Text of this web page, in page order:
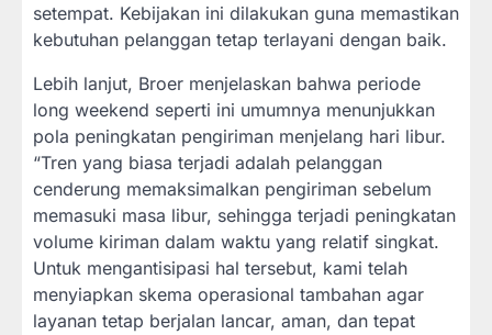
setempat. Kebijakan ini dilakukan guna memastikan
kebutuhan pelanggan tetap terlayani dengan baik.
Lebih lanjut, Broer menjelaskan bahwa periode
long weekend seperti ini umumnya menunjukkan
pola peningkatan pengiriman menjelang hari libur.
“Tren yang biasa terjadi adalah pelanggan
cenderung memaksimalkan pengiriman sebelum
memasuki masa libur, sehingga terjadi peningkatan
volume kiriman dalam waktu yang relatif singkat.
Untuk mengantisipasi hal tersebut, kami telah
menyiapkan skema operasional tambahan agar
layanan tetap berjalan lancar, aman, dan tepat